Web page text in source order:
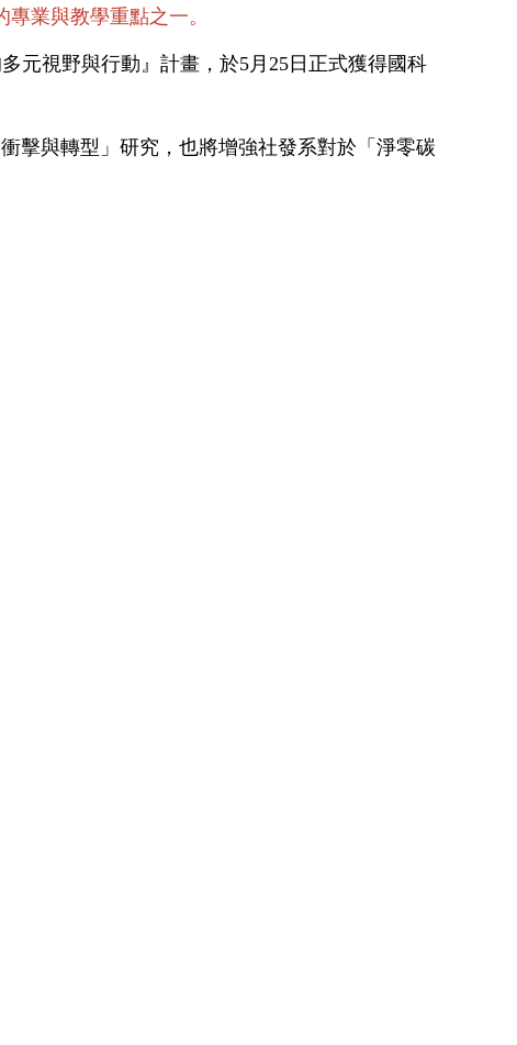
業與教學重點之一。
元視野與行動』計畫，於5月25日正式獲得國科
擊與轉型」研究，也將增強社發系對於「淨零碳